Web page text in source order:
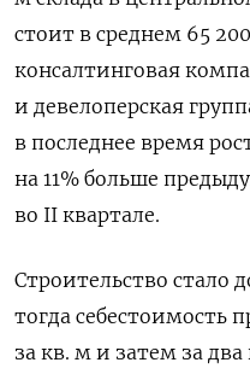
стоит в среднем 65
консалтинговая
и девелоперская
в последнее время
на 11% больше
во II квартале.
Строительство стало
тогда себестоимость
за кв. м и затем за